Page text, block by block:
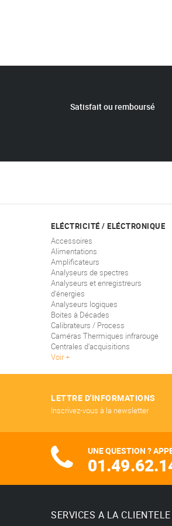
Satisfait ou remboursé
ELÉCTRICITÉ / ELÉCTRONIQUE
Accessoires
Alimentations
Amplificateurs
Analyseurs de spectres
Analyseurs et enregistreurs
d'énergies
Analyseurs logiques
Boites à Décades
Calibrateurs / Process
Caméras Thermiques infrarouge
Centrales d'acquisitions
Voir
LETTRE D'INFORMATIONS
Inscrivez-vous à la newsletter
UNE QUESTION ?
SERVICES A LA CLIENTELE